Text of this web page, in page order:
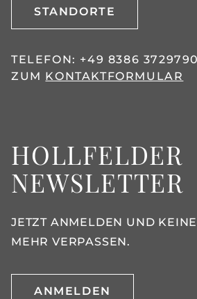
STANDORTE
TELEFON: +49 8386 3729790
ZUM KONTAKTFORMULAR
HOLLFELDER
NEWSLETTER
JETZT ANMELDEN UND
MEHR VERPASSEN.
ANMELDEN